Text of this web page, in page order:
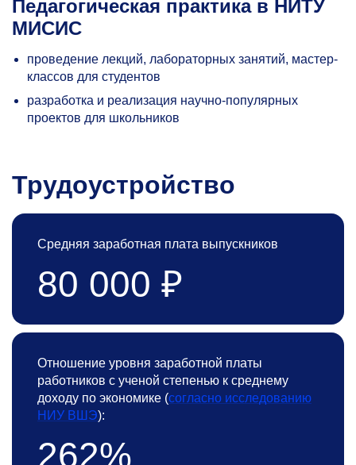
Педагогическая практика в НИТУ
МИСИС
проведение лекций, лабораторных занятий, мастер-
классов для студентов
разработка и реализация научно-популярных
проектов для школьников
Трудоустройство
Средняя заработная плата выпускников
80 000 ₽
Отношение уровня заработной платы
работников с ученой степенью к среднему
доходу по экономике (согласно исследованию
НИУ ВШЭ):
262%